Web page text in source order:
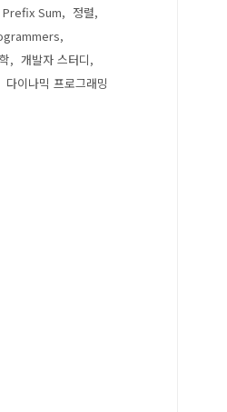
Prefix Sum
정렬
개발자 스터디
다이나믹 프로그래밍